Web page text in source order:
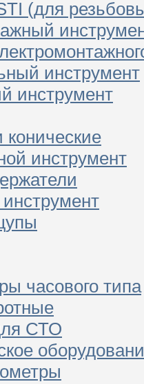
(для
инструмент
инструмент
конические
инструмент
часового типа
СТО